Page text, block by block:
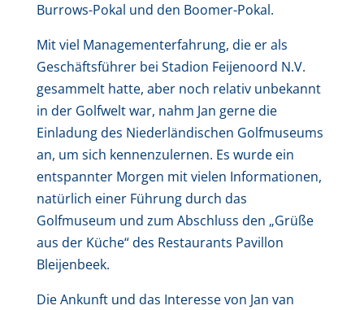
Burrows-Pokal und den Boomer-Pokal.
Mit viel Managementerfahrung, die er als
Geschäftsführer bei Stadion Feijenoord N.V.
gesammelt hatte, aber noch relativ unbekannt
in der Golfwelt war, nahm Jan gerne die
Einladung des Niederländischen Golfmuseums
an, um sich kennenzulernen. Es wurde ein
entspannter Morgen mit vielen Informationen,
natürlich einer Führung durch das
Golfmuseum und zum Abschluss den „Grüße
aus der Küche“ des Restaurants Pavillon
Bleijenbeek.
Die Ankunft und das Interesse von Jan van